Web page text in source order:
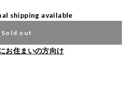
shipping available
Sold out
お住まいの方向け